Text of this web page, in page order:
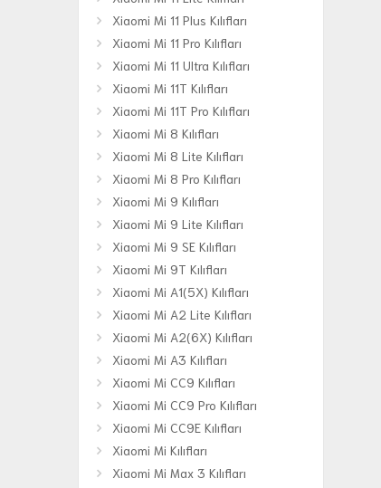
Xiaomi Mi 11 Plus Kılıfları
Xiaomi Mi 11 Pro Kılıfları
Xiaomi Mi 11 Ultra Kılıfları
Xiaomi Mi 11T Kılıfları
Xiaomi Mi 11T Pro Kılıfları
Xiaomi Mi 8 Kılıfları
Xiaomi Mi 8 Lite Kılıfları
Xiaomi Mi 8 Pro Kılıfları
Xiaomi Mi 9 Kılıfları
Xiaomi Mi 9 Lite Kılıfları
Xiaomi Mi 9 SE Kılıfları
Xiaomi Mi 9T Kılıfları
Xiaomi Mi A1(5X) Kılıfları
Xiaomi Mi A2 Lite Kılıfları
Xiaomi Mi A2(6X) Kılıfları
Xiaomi Mi A3 Kılıfları
Xiaomi Mi CC9 Kılıfları
Xiaomi Mi CC9 Pro Kılıfları
Xiaomi Mi CC9E Kılıfları
Xiaomi Mi Kılıfları
Xiaomi Mi Max 3 Kılıfları